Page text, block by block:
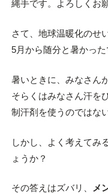
縄手です。よろしくお
さて、地球温暖化のせ
5月から随分と暑かった
暑いときに、みなさん
そらくはみなさん汗を
制汗剤を使うのではな
しかし、よく考えてみ
ょうか？
その答えはズバリ、 メ